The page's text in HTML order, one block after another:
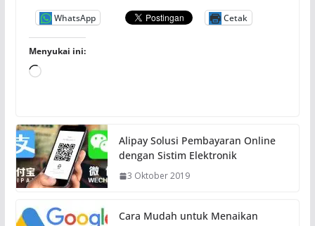
WhatsApp Cetak
Menyukai ini:
M
u
a
t
.
Alipay Solusi Pembayaran Online
dengan Sistim Elektronik
3 Oktober 2019
Cara Mudah untuk Menaikan